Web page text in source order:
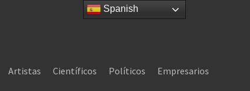
Artistas Científicos Políticos
Empresarios
Spanish